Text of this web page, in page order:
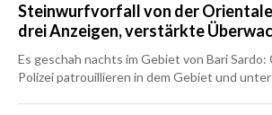
Steinwurfvorfall von der
drei Anzeigen, verstärkte
Es geschah nachts im Gebiet von Bari Sardo:
Polizei patrouillieren in dem Gebiet und